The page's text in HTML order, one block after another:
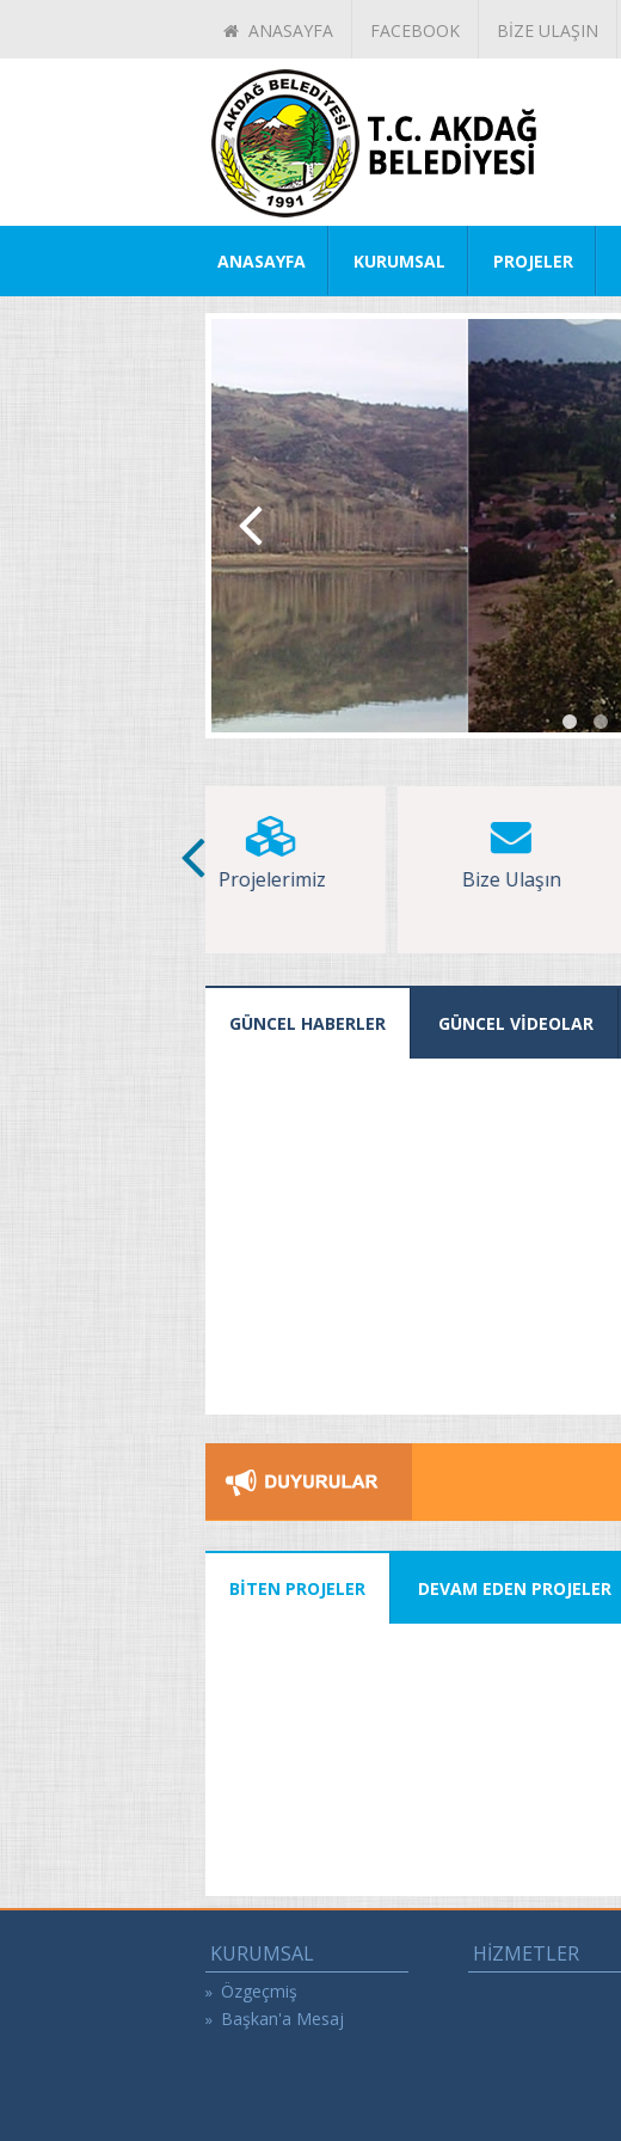
ANASAYFA FACEBOOK BİZE ULAŞIN
ANASAYFA KURUMSAL PROJELER
Bize Ulaşın Foto Galeri
GÜNCEL HABERLER GÜNCEL VİDEOLAR
BİTEN PROJELER DEVAM EDEN PROJELER
KURUMSAL
» Özgeçmiş
» Başkan'a Mesaj
HİZMETLER